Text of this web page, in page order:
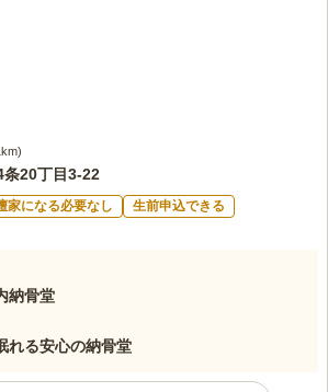
)
条20丁目3-22
家になる必要なし
生前申込できる
納骨堂
れる安心の納骨堂